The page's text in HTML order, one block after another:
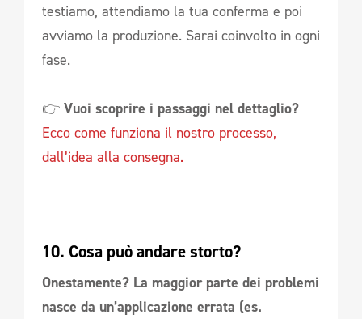
testiamo, attendiamo la tua conferma e poi
avviamo la produzione. Sarai coinvolto in ogni
fase.
👉 Vuoi scoprire i passaggi nel dettaglio?
Ecco come funziona il nostro processo,
dall’idea alla consegna.
10. Cosa può andare storto?
Onestamente? La maggior parte dei problemi
nasce da un’applicazione errata (es.